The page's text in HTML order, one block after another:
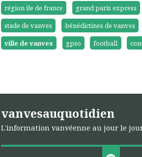
région ile de france grand paris express
stade de vanves
bénédictines de vanves
ville de vanves
gpso football
vanvesauquotidien
L'information vanvéenne au jour le